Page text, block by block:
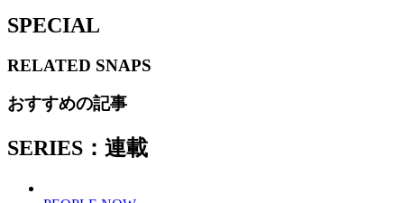
SPECIAL
RELATED SNAPS
おすすめの記事
SERIES：連載